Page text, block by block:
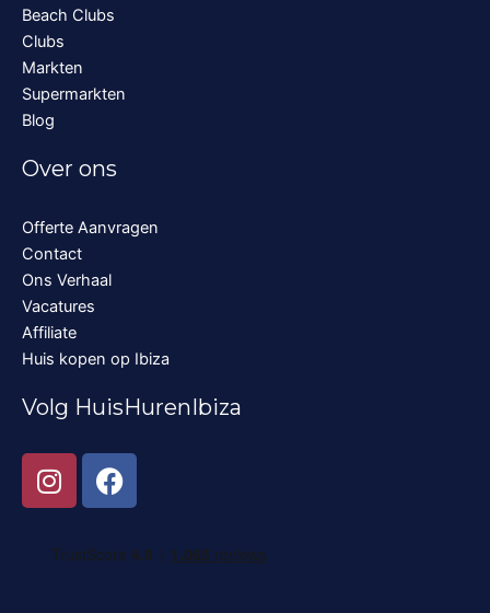
Beach Clubs
Clubs
Markten
Supermarkten
Blog
Over ons
Offerte Aanvragen
Contact
Ons Verhaal
Vacatures
Affiliate
Huis kopen op Ibiza
Volg HuisHurenIbiza
I
n
t
F
a
e